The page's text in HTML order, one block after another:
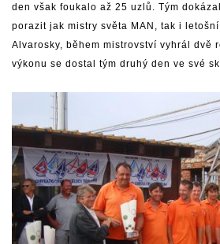
den však foukalo až 25 uzlů. Tým
porazit jak mistry světa MAN, tak i
Alvarosky, během mistrovství vyhrál dvě
výkonu se dostal tým druhý den ve své